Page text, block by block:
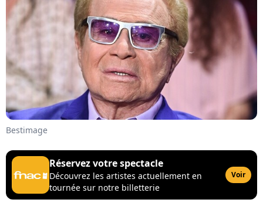
Bestimage
Réservez votre spectacle
Découvrez les artistes actuellement en
tournée sur notre billetterie
Voir